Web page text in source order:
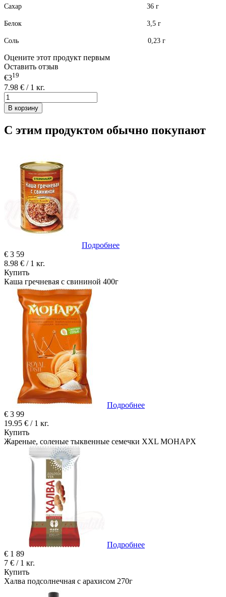
Сахар 36 г
Белок 3,5 г
Соль 0,23 г
Оцените этот продукт первым
Оставить отзыв
€319
7.98 € / 1 кг.
В корзину
С этим продуктом обычно покупают
Подробнее
€ 3 59
8.98 € / 1 кг.
Купить
Каша гречневая с свининой 400г
Подробнее
€ 3 99
19.95 € / 1 кг.
Купить
Жареные, соленые тыквенные семечки XXL MOHAPX
Подробнее
€ 1 89
7 € / 1 кг.
Купить
Халва подсолнечная с арахисом 270г